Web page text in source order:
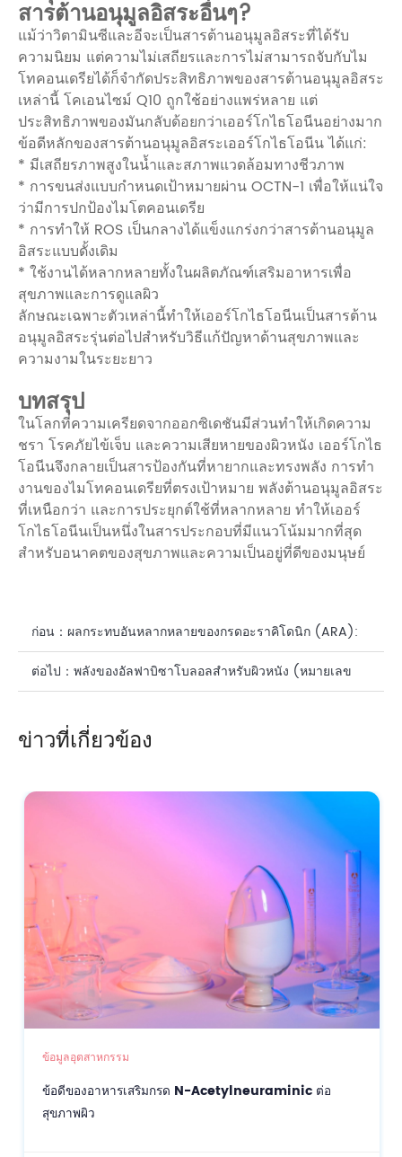
สารต้านอนุมูลอิสระอื่นๆ?
แม้ว่าวิตามินซีและอีจะเป็นสารต้านอนุมูลอิสระที่ได้รับ
ความนิยม แต่ความไม่เสถียรและการไม่สามารถจับกับไม
โทคอนเดรียได้ก็จำกัดประสิทธิภาพของสารต้านอนุมูลอิสระ
เหล่านี้ โคเอนไซม์ Q10 ถูกใช้อย่างแพร่หลาย แต่
ประสิทธิภาพของมันกลับด้อยกว่าเออร์โกไธโอนีนอย่างมาก
ข้อดีหลักของสารต้านอนุมูลอิสระเออร์โกไธโอนีน ได้แก่:
* มีเสถียรภาพสูงในน้ำและสภาพแวดล้อมทางชีวภาพ
* การขนส่งแบบกำหนดเป้าหมายผ่าน OCTN-1 เพื่อให้แน่ใจ
ว่ามีการปกป้องไมโตคอนเดรีย
* การทำให้ ROS เป็นกลางได้แข็งแกร่งกว่าสารต้านอนุมูล
อิสระแบบดั้งเดิม
* ใช้งานได้หลากหลายทั้งในผลิตภัณฑ์เสริมอาหารเพื่อ
สุขภาพและการดูแลผิว
ลักษณะเฉพาะตัวเหล่านี้ทำให้เออร์โกไธโอนีนเป็นสารต้าน
อนุมูลอิสระรุ่นต่อไปสำหรับวิธีแก้ปัญหาด้านสุขภาพและ
ความงามในระยะยาว
บทสรุป
ในโลกที่ความเครียดจากออกซิเดชันมีส่วนทำให้เกิดความ
ชรา โรคภัยไข้เจ็บ และความเสียหายของผิวหนัง เออร์โกไธ
โอนีนจึงกลายเป็นสารป้องกันที่หายากและทรงพลัง การทำ
งานของไมโทคอนเดรียที่ตรงเป้าหมาย พลังต้านอนุมูลอิสระ
ที่เหนือกว่า และการประยุกต์ใช้ที่หลากหลาย ทำให้เออร์
โกไธโอนีนเป็นหนึ่งในสารประกอบที่มีแนวโน้มมากที่สุด
สำหรับอนาคตของสุขภาพและความเป็นอยู่ที่ดีของมนุษย์
ก่อน： ผลกระทบอันหลากหลายของกรดอะราคิโดนิก (ARA):
การเจาะลึกด้านโภชนาการและการดูแลผิว
ต่อไป： พลังของอัลฟาบิซาโบลอลสำหรับผิวหนัง (หมายเลข
ข่าวที่เกี่ยวข้อง
ข้อมูลอุตสาหกรรม
ข้อดีของอาหารเสริมกรด N-Acetylneuraminic ต่อ
สุขภาพผิว